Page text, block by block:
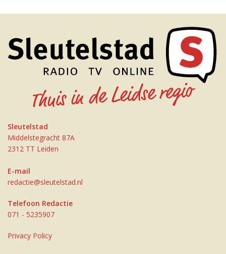
Sleutelstad
Middelstegracht 87A
2312 TT Leiden
E-mail
redactie@sleutelstad.nl
Telefoon Redactie
071 - 5235907
Privacy Policy